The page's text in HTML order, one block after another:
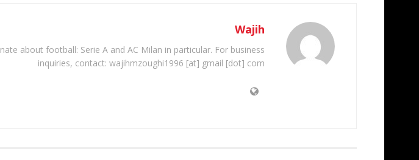
Wajih
about football: Serie A and AC Milan in particular. For business
inquiries, contact: wajihmzoughi1996 [at] gmail [dot] com